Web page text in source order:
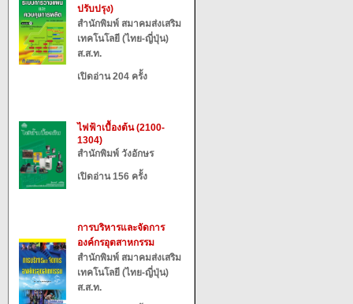
ปรับปรุง)
สำนักพิมพ์ สมาคมส่งเสริม
เทคโนโลยี (ไทย-ญี่ปุ่น)
ส.ส.ท.
เปิดอ่าน 204 ครั้ง
ไฟฟ้าเบื้องต้น (2100-
1304)
สำนักพิมพ์ วังอักษร
เปิดอ่าน 156 ครั้ง
การบริหารและจัดการ
องค์กรอุตสาหกรรม
สำนักพิมพ์ สมาคมส่งเสริม
เทคโนโลยี (ไทย-ญี่ปุ่น)
ส.ส.ท.